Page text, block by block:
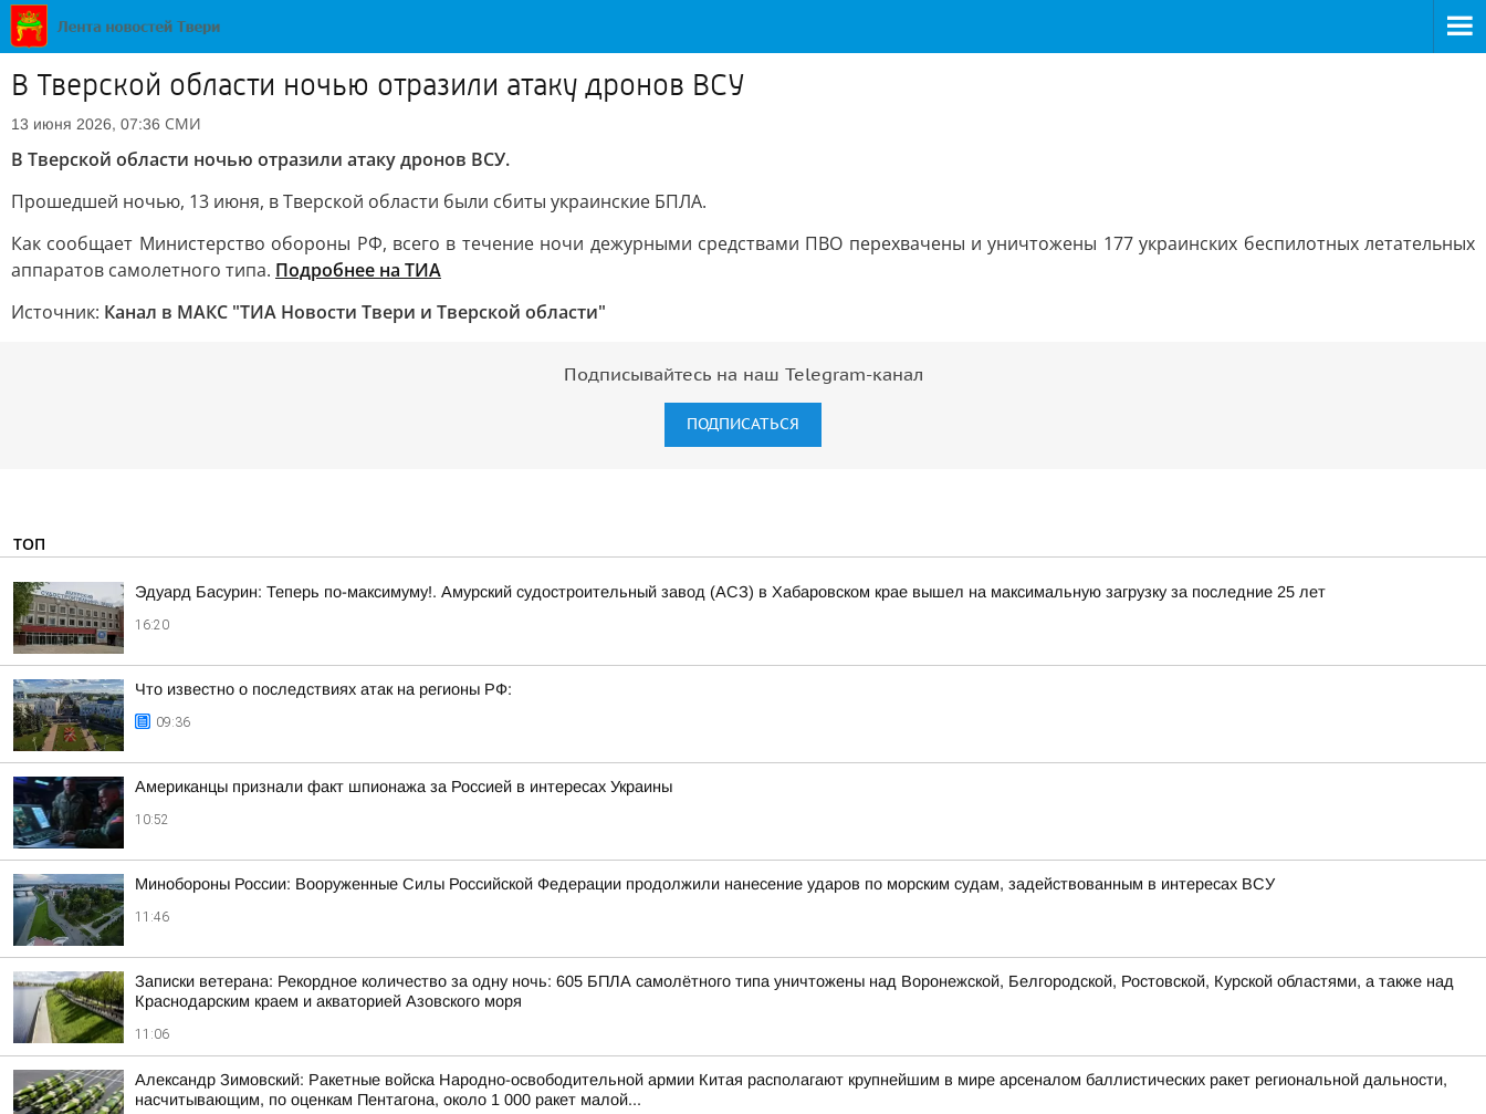
В Тверской области ночью отразили атаку дронов ВСУ
13 июня 2026, 07:36 СМИ
В Тверской области ночью отразили атаку дронов ВСУ.
Прошедшей ночью, 13 июня, в Тверской области были сбиты украинские БПЛА.
Как сообщает Министерство обороны РФ, всего в течение ночи дежурными средствами ПВО перехвачены и уничтожены 177 украинских беспилотных летательных
аппаратов самолетного типа. Подробнее на ТИА
Источник: Канал в МАКС "ТИА Новости Твери и Тверской области"
Подписывайтесь на наш Telegram-канал
ПОДПИСАТЬСЯ
ТОП
Эдуард Басурин: Теперь по-максимуму!. Амурский судостроительный завод (АСЗ) в Хабаровском крае вышел на максимальную загрузку за последние 25 лет
16:20
Что известно о последствиях атак на регионы РФ:
09:36
Американцы признали факт шпионажа за Россией в интересах Украины
10:52
Минобороны России: Вооруженные Силы Российской Федерации продолжили нанесение ударов по морским судам, задействованным в интересах ВСУ
11:46
Записки ветерана: Рекордное количество за одну ночь: 605 БПЛА самолётного типа уничтожены над Воронежской, Белгородской, Ростовской, Курской областями, а также над
Краснодарским краем и акваторией Азовского моря
11:06
Александр Зимовский: Ракетные войска Народно-освободительной армии Китая располагают крупнейшим в мире арсеналом баллистических ракет региональной дальности,
насчитывающим, по оценкам Пентагона, около 1 000 ракет малой...